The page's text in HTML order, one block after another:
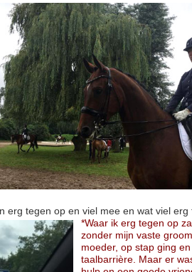
erg tegen op en viel mee en wat viel erg
*Waar ik erg tegen op
zonder mijn vaste
moeder, op stap ging
taalbarrière. Maar er